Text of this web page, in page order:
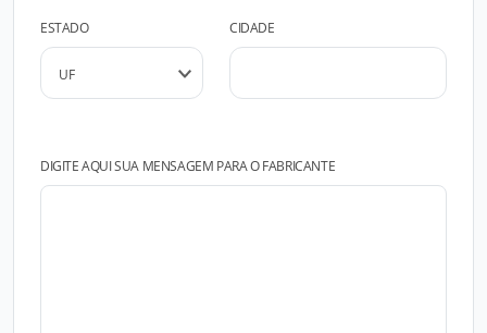
ESTADO CIDADE
DIGITE AQUI SUA MENSAGEM PARA O FABRICANTE